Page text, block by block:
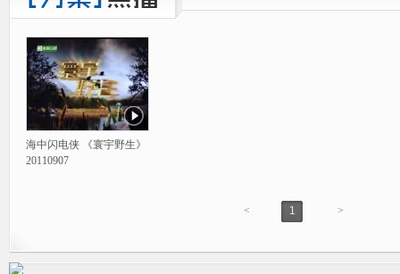
海中闪电侠 《寰宇野生》
20110907
< 1 >